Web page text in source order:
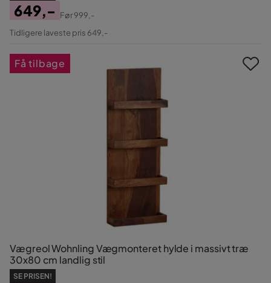
Pris
649,-
Original
Før999,-
Tidligere laveste pris 649,-
Vægreol Wohnling Vægmonteret hylde i massivt træ
30x80 cm landlig stil
SE PRISEN!
Få tilbage